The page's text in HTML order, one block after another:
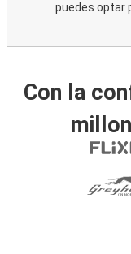
puedes optar
Con la